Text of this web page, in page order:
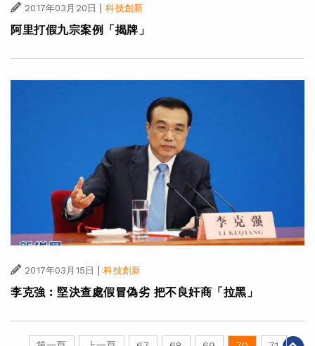
2017年03月20日 | 科技創新
阿里打假九宗案例「揭牌」
2017年03月15日 | 科技創新
李克強︰堅決查處假冒偽劣 把不良奸商「拉黑」